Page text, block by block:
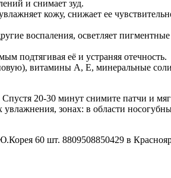
и снимает зуд.
кожу, снижает ее
воспаления, осветляет
подтягивая её и устраняя отечность.
витамины А, Е, минеральные
20-30 минут снимите патчи и
зонах: в области
60 шт. 8809508850429 в